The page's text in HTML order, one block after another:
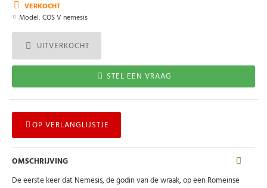
VERKOCHT
Model: COS V nemesis
UITVERKOCHT
STEL EEN VRAAG
OP VERLANGLIJSTJE
OMSCHRIJVING
De eerste keer dat Nemesis, de godin van de wraak, op een Romeinse